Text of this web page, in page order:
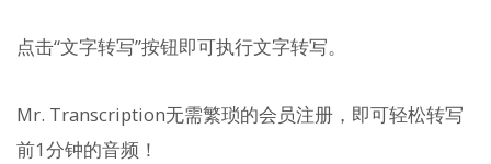
点击“文字转写”按钮即可执行文字转写。
Mr. Transcription无需繁琐的会员注册，即可轻松转写
前1分钟的音频！